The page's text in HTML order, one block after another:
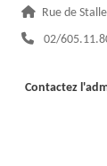
Adresse :
Rue de
Téléphone :
02/
Contactez